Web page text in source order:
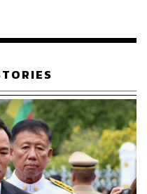
ร้องไห้​ ตนไม่รู้จักเขา​
สส.จากพรรคไทยสร้าง
การเมือง​ แต่ตนเจอเขา
นมท.1 เป็น สส.อุดรคนกล้า​
ครเป็นสมาชิก​ หรือบอกว่า
หาตน​ ถือว่าเป็นคนใจกล้า
ข่าวที่บอกว่าดูดเดิด จะ
ติดไม่ใช่มาติดกับตน​